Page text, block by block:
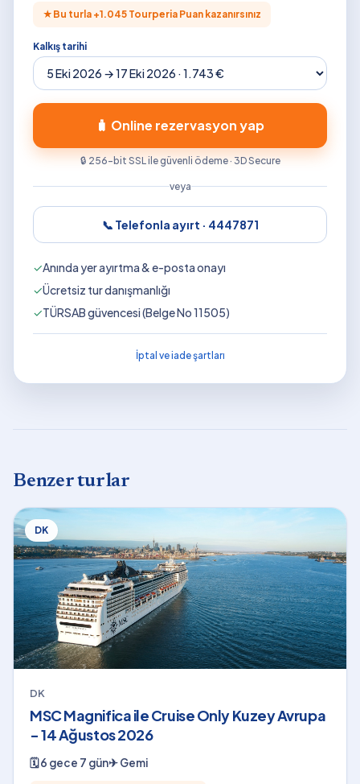
★ Bu turla +1.045 Tourperia Puan kazanırsınız
Kalkış tarihi
🧳 Online rezervasyon yap
🔒 256-bit SSL ile güvenli ödeme · 3D Secure
veya
📞 Telefonla ayırt · 4447871
✓Anında yer ayırtma & e-posta onayı
✓Ücretsiz tur danışmanlığı
✓TÜRSAB güvencesi (Belge No 11505)
İptal ve iade şartları
Benzer turlar
DK
DK
MSC Magnifica ile Cruise Only Kuzey Avrupa
- 14 Ağustos 2026
🗓6 gece 7 gün✈Gemi